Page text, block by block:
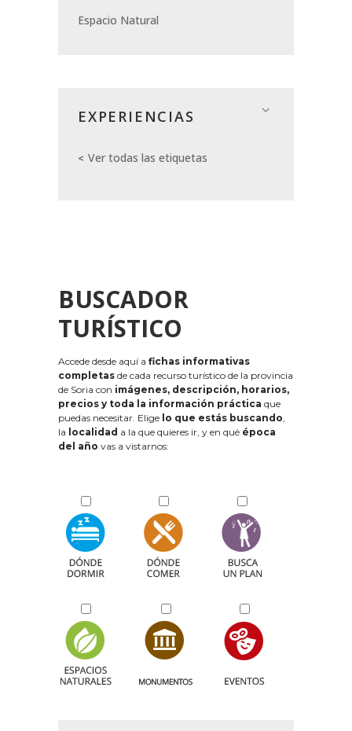
Espacio Natural
EXPERIENCIAS
Ver todas las etiquetas
BUSCADOR
TURÍSTICO
Accede desde aquí a fichas informativas
completas de cada recurso turístico de la provincia
de Soria con imágenes, descripción, horarios,
precios y toda la información práctica que
puedas necesitar. Elige lo que estás buscando,
la localidad a la que quieres ir, y en qué época
del año vas a vistarnos: